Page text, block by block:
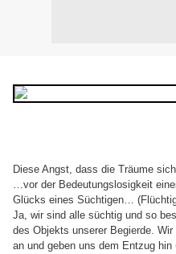
Diese Angst, dass die Träume
…vor der Bedeutungslosigkeit
Glücks eines Süchtigen…
Ja, wir sind alle süchtig und so
des Objekts unserer Begierde.
an und geben uns dem Entzug